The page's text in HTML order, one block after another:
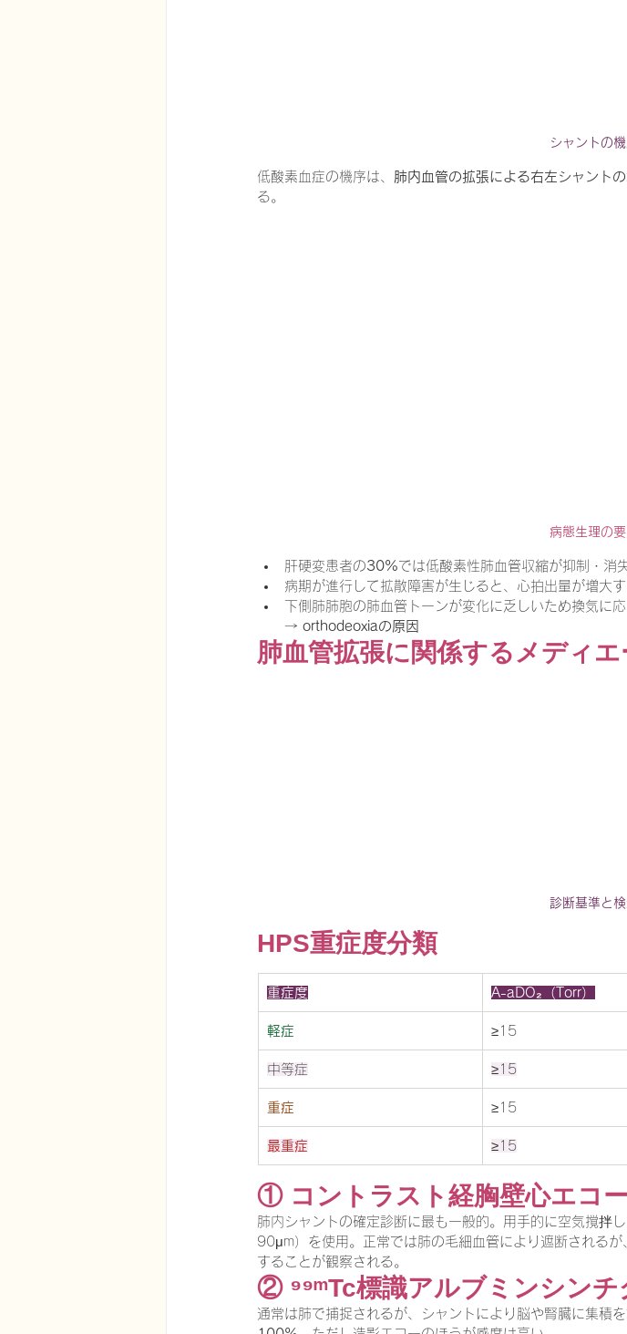
シャントの
低酸素血症の機序は、 肺内血管の拡張による右左シャント
る。
病態生理の
肝硬変患者の30%では低酸素性肺血管収縮が抑制・消
病期が進行して拡散障害が生じると、心拍出量が増大
下側肺肺胞の肺血管トーンが変化に乏しいため換気に
→ orthodeoxiaの原因
肺血管拡張に関係するメディエ
診断基準と
HPS重症度分類
重症度 A-aDO₂（Torr）
軽症 ≥15
中等症 ≥15
重症 ≥15
最重症 ≥15
① コントラスト経胸壁心エコー
肺内シャントの確定診断に最も一般的。用手的に空気撹拌
90μm）を使用。正常では肺の毛細血管により遮断されるが
することが観察される。
② ⁹⁹ᵐTc標識アルブミンシンチ
通常は肺で捕捉されるが、シャントにより脳や腎臓に集積